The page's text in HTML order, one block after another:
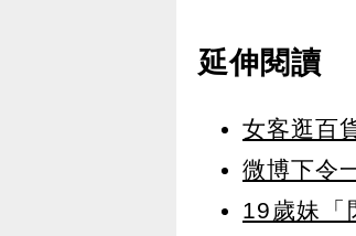
延伸閱讀
女客逛百
微博下令
19歲妹